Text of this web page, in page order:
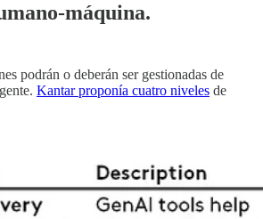
máquina.
podrán o deberán ser gestionadas de
Kantar proponía cuatro niveles de